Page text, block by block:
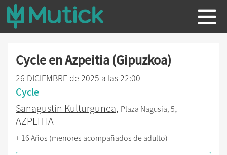
Cycle en Azpeitia (Gipuzkoa)
26 DICIEMBRE de 2025 a las 22:00
Cycle
Sanagustin Kulturgunea, Plaza Nagusia, 5,
AZPEITIA
+ 16 Años (menores acompañados de adulto)